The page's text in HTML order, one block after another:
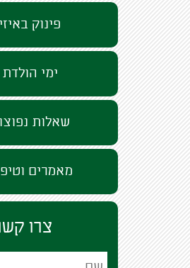
פינוק באיזי
ימי הולדת
שאלות
מאמרים
צרו